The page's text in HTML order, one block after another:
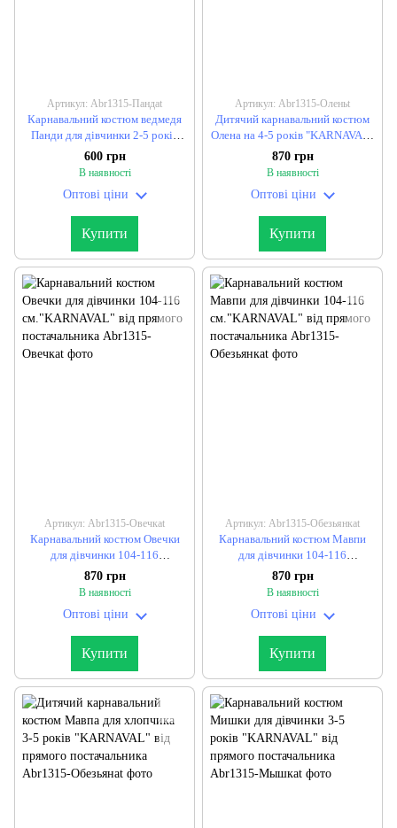
Артикул: Abr1315-Пандаt
Карнавальний костюм ведмедя
Панди для дівчинки 2-5 років
"KARNAVAL" від прямого
постачальника
600 грн
В наявності
Оптові ціни
Купити
Артикул: Abr1315-Оленьt
Дитячий карнавальний костюм
Олена на 4-5 років "KARNAVAL"
від прямого постачальника
870 грн
В наявності
Оптові ціни
Купити
Артикул: Abr1315-Овечкаt
Карнавальний костюм Овечки
для дівчинки 104-116
см."KARNAVAL" від прямого
постачальника
870 грн
В наявності
Оптові ціни
Купити
Артикул: Abr1315-Обезьянкаt
Карнавальний костюм Мавпи
для дівчинки 104-116
см."KARNAVAL" від прямого
постачальника
870 грн
В наявності
Оптові ціни
Купити